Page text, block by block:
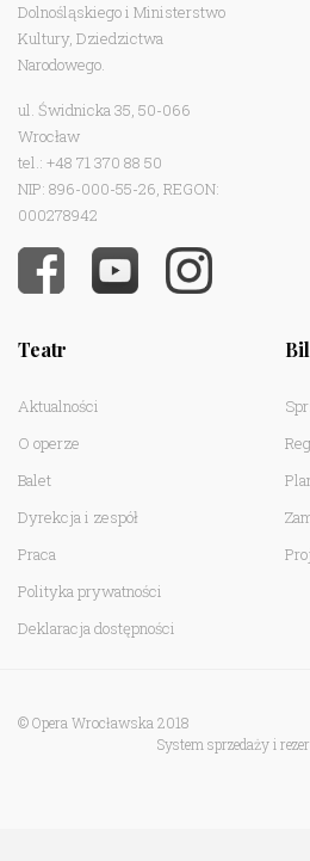
Dolnośląskiego i Ministerstwo
Kultury, Dziedzictwa
Narodowego.
ul. Świdnicka 35, 50-066
Wrocław
tel.: +48 71 370 88 50
NIP: 896-000-55-26, REGON:
000278942
Teatr
Aktualności
O operze
Balet
Dyrekcja i zespół
Praca
Polityka prywatności
Deklaracja dostępności
© Opera Wrocławska 2018
System sprzedaży i